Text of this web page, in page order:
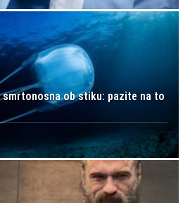
smrtonosna ob stiku: pazite na to